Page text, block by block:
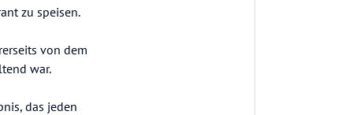
zu speisen.
von dem
war.
das jeden